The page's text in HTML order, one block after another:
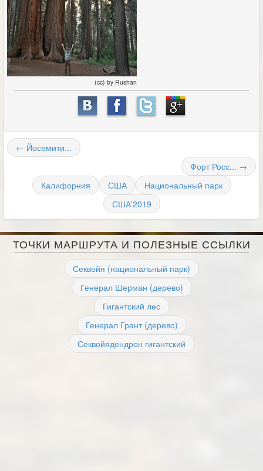
(cc) by Rushan
← Йосемити...
Форт Росс... →
Калифорния
США
Национальный парк
США'2019
ТОЧКИ МАРШРУТА И ПОЛЕЗНЫЕ ССЫЛКИ
Секвойя (национальный парк)
Генерал Шерман (дерево)
Гигантский лес
Генерал Грант (дерево)
Секвойядендрон гигантский